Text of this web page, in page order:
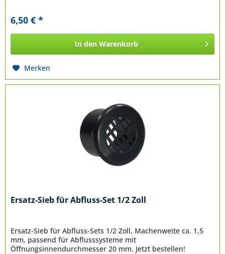
6,50 € *
In den Warenkorb
Merken
Ersatz-Sieb für Abfluss-Set 1/2 Zoll
Ersatz-Sieb für Abfluss-Sets 1/2 Zoll, Machenweite ca. 1,5
mm, passend für Abflusssysteme mit
Öffnungsinnendurchmesser 20 mm. Jetzt bestellen!